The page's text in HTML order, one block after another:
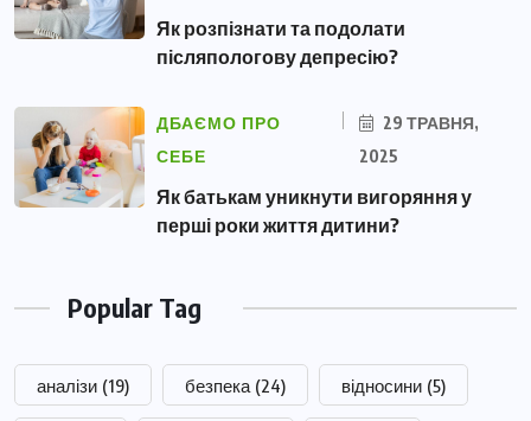
Як розпізнати та подолати
післяпологову депресію?
ДБАЄМО ПРО
СЕБЕ
29 ТРАВНЯ,
2025
Як батькам уникнути вигоряння у
перші роки життя дитини?
Popular Tag
аналізи (19) безпека (24) відносини (5)